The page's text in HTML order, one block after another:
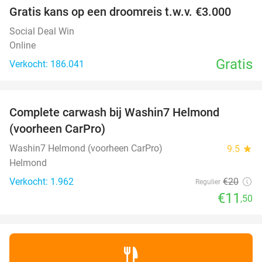
Gratis kans op een droomreis t.w.v. €3.000
Social Deal Win
Online
Verkocht: 186.041
Gratis
Complete carwash bij Washin7 Helmond
(voorheen CarPro)
Washin7 Helmond (voorheen CarPro) 9.5 star
Helmond
Verkocht: 1.962
Regulier €20
€11 ,50